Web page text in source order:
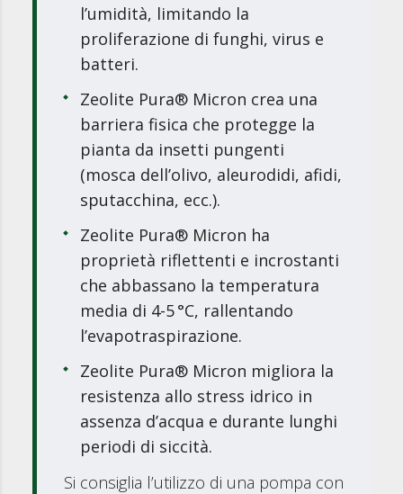
l’umidità, limitando la
proliferazione di funghi, virus e
batteri.
Zeolite Pura® Micron crea una
barriera fisica che protegge la
pianta da insetti pungenti
(mosca dell’olivo, aleurodidi, afidi,
sputacchina, ecc.).
Zeolite Pura® Micron ha
proprietà riflettenti e incrostanti
che abbassano la temperatura
media di 4-5 °C, rallentando
l’evapotraspirazione.
Zeolite Pura® Micron migliora la
resistenza allo stress idrico in
assenza d’acqua e durante lunghi
periodi di siccità.
Si consiglia l’utilizzo di una pompa con